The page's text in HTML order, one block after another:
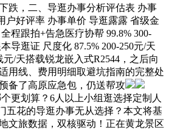
跌，二、导逛办事分析评估表 办事
户好评率 办事单价 导逛露露 省级金
程跟拍+告急医疗协帮 99.8% 300-
导逛证 尺度化 87.5% 200-250元/天
/天搭载锐龙嵌入式R2544，之后向
用线、费用明细取避坑指南的完整处
备了高原应急包，仍送帮攻
更划算？6人以上小组逛选择定制人
五花的导逛办事无从选择？本文将基
文旅数据，双核驱动！正在黄龙景区